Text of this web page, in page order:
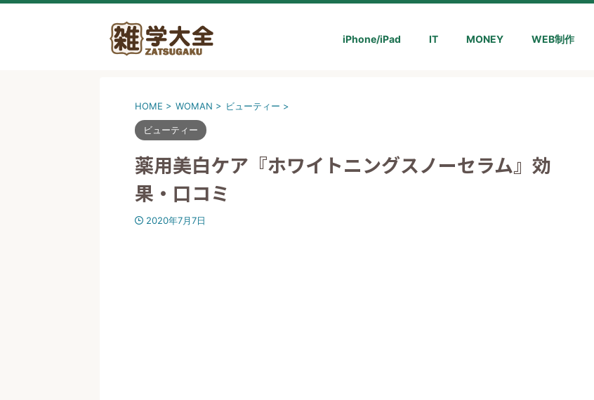
iPhone/iPad IT MONEY WEB制作
HOME > WOMAN > ビューティー >
ビューティー
薬用美白ケア『ホワイトニングスノーセラム』効
果・口コミ
2020年7月7日